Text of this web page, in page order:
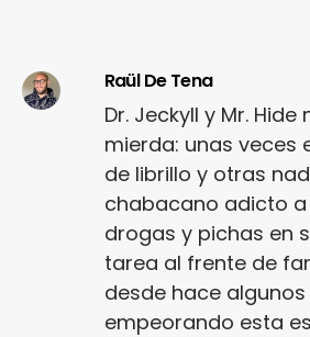
Raül De Tena
Dr. Jeckyll y Mr.
mierda: unas veces
de librillo y otras
chabacano adicto
drogas y pichas en
tarea al frente de
desde hace
empeorando esta